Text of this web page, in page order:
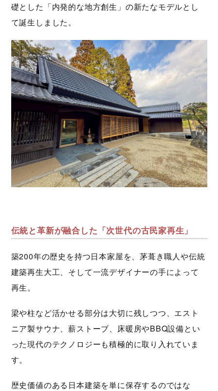
礎とした「内発的な地方創生」の新たなモデルとし
て誕生しました。
伝統と革新が融合した「次世代の古民家再生」
築200年の歴史を持つ日本家屋を、茅葺き職人や伝統
建築再生大工、そして一流デザイナーの手によって
再生。
梁や柱など活かせる部分は大切に残しつつ、エスト
ニア製サウナ、薪ストーブ、床暖房やBBQ設備とい
った現代のテクノロジーも積極的に取り入れていま
す。
歴史価値のある日本建築を単に保存するのではな